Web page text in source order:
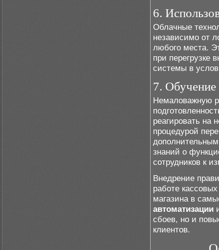
6.
Облачные
независимо от
любого места.
при перегрузке
системы в
7. Обучение
Немаловажную
реагировать на
процедурой
знаний о
сотрудников к
Внедрение
работе
магазина в
автоматизации
сбоев, но и
клиентов.